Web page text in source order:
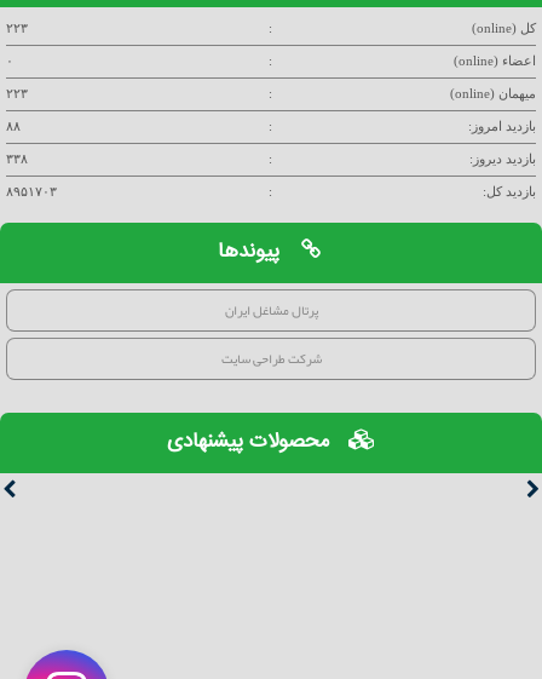
کل (online) : ۲۲۳
اعضاء (online) : ۰
میهمان (online) : ۲۲۳
بازدید امروز: : ۸۸
بازدید دیروز: : ۳۳۸
بازدید کل: : ۸۹۵۱۷۰۳
پیوندها
پرتال مشاغل ایران
شرکت طراحی سایت
محصولات پیشنهادی